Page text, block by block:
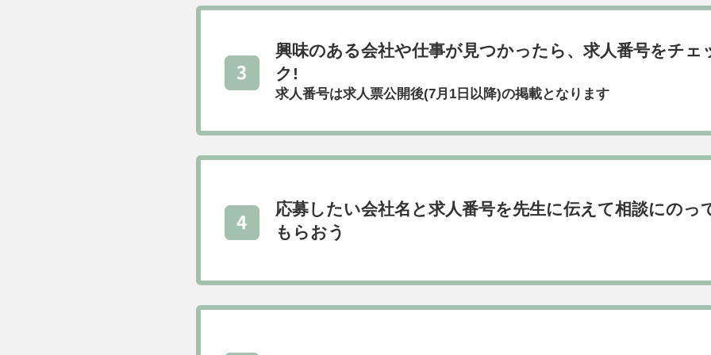
興味のある会社や仕事が見つかったら、求人番号をチェ
ク!
求人番号は求人票公開後(7月1日以降)の掲載となります
応募したい会社名と求人番号を先生に伝えて相談にのっ
もらおう